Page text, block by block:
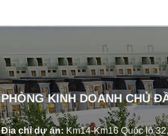
PHÒNG KINH DOANH CHỦ
Địa chỉ dự án:Km14-Km16 Quốc lộ